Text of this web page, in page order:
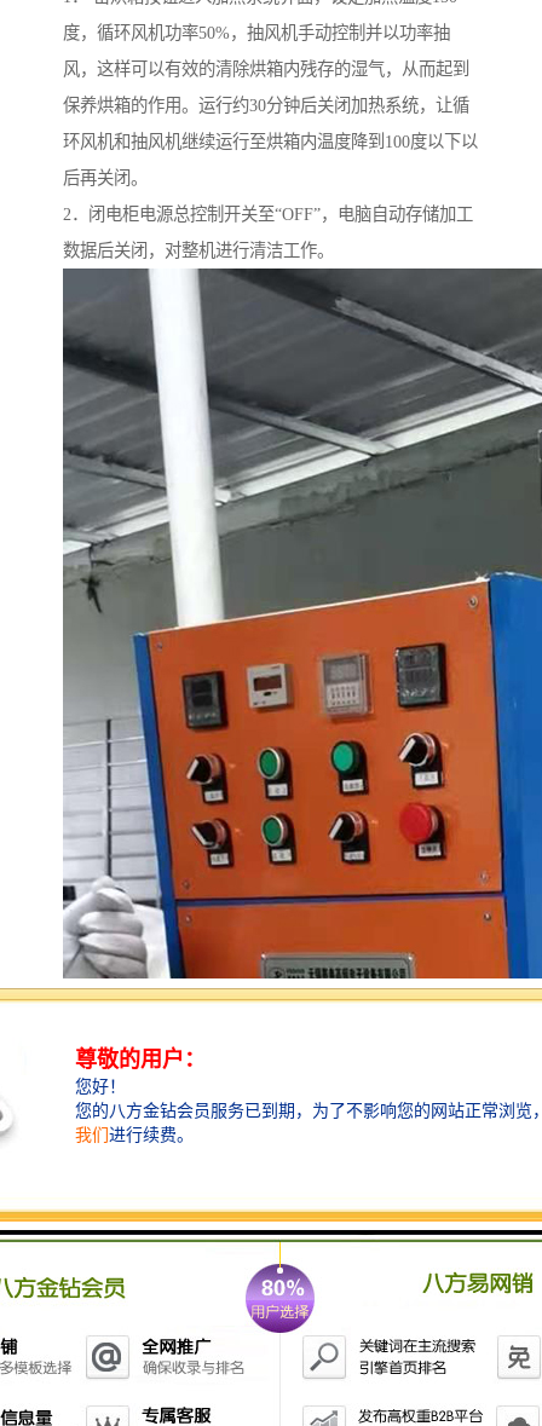
度，循环风机功率50%，抽风机手动控制并以功率抽
风，这样可以有效的清除烘箱内残存的湿气，从而起到
保养烘箱的作用。运行约30分钟后关闭加热系统，让循
环风机和抽风机继续运行至烘箱内温度降到100度以下以
后再关闭。
2．闭电柜电源总控制开关至“OFF”，电脑自动存储加工
数据后关闭，对整机进行清洁工作。